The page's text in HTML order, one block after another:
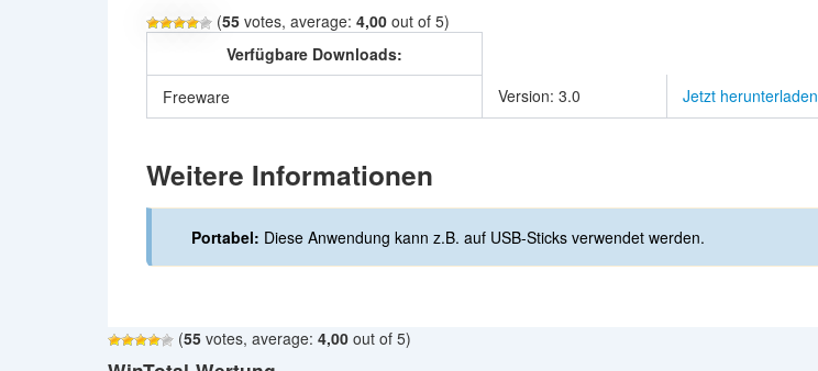
(55votes, average: 4,00out of 5)
Verfügbare Downloads:
Freeware
Version: 3.0 Jetzt herunterladen
Weitere Informationen
Portabel: Diese Anwendung kann z.B. auf USB-Sticks verwendet werden.
(55votes, average: 4,00out of 5)